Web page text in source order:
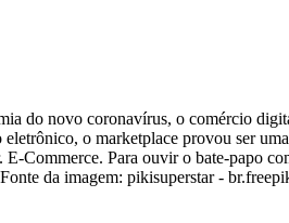
do novo coronavírus, o comércio
o marketplace provou ser
Commerce. Para ouvir o bate-papo
da imagem: pikisuperstar -